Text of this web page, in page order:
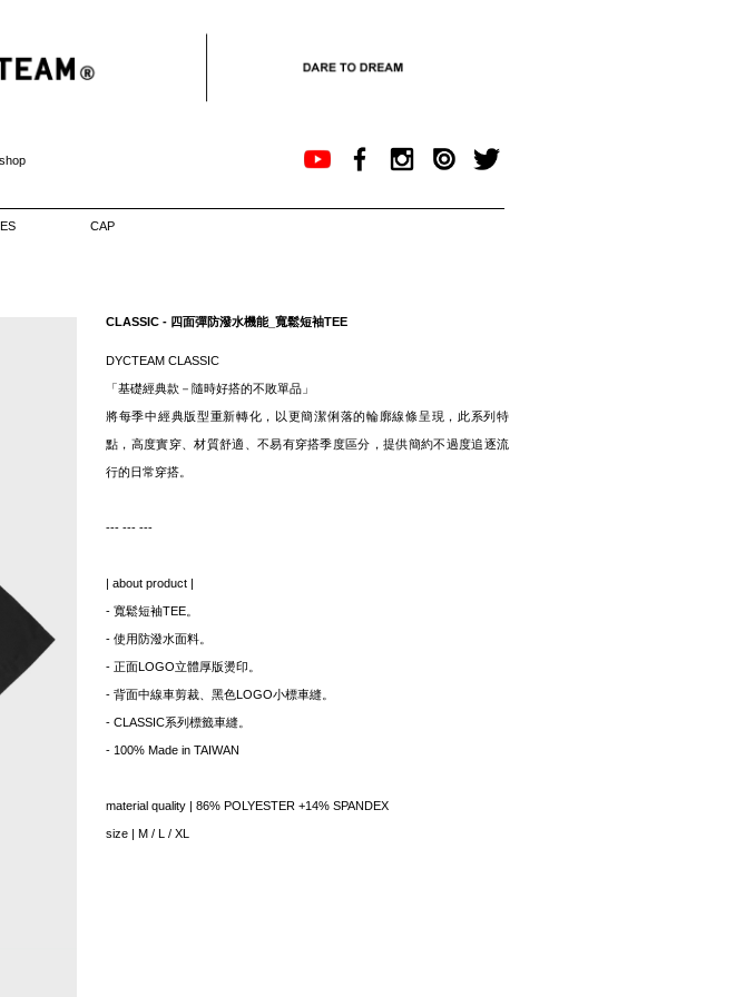
shop
CAP
CLASSIC - 四面彈防潑水機能_寬鬆短袖TEE
DYCTEAM CLASSIC
「基礎經典款－隨時好搭的不敗單品」
將每季中經典版型重新轉化，以更簡潔俐落的輪廓線條呈現，此系列特
點，高度實穿、材質舒適、不易有穿搭季度區分，提供簡約不過度追逐流
行的日常穿搭。
--- --- ---
| about product |
- 寬鬆短袖TEE。
- 使用防潑水面料。
- 正面LOGO立體厚版燙印。
- 背面中線車剪裁、黑色LOGO小標車縫。
- CLASSIC系列標籤車縫。
- 100% Made in TAIWAN
material quality | 86% POLYESTER +14% SPANDEX
size | M / L / XL